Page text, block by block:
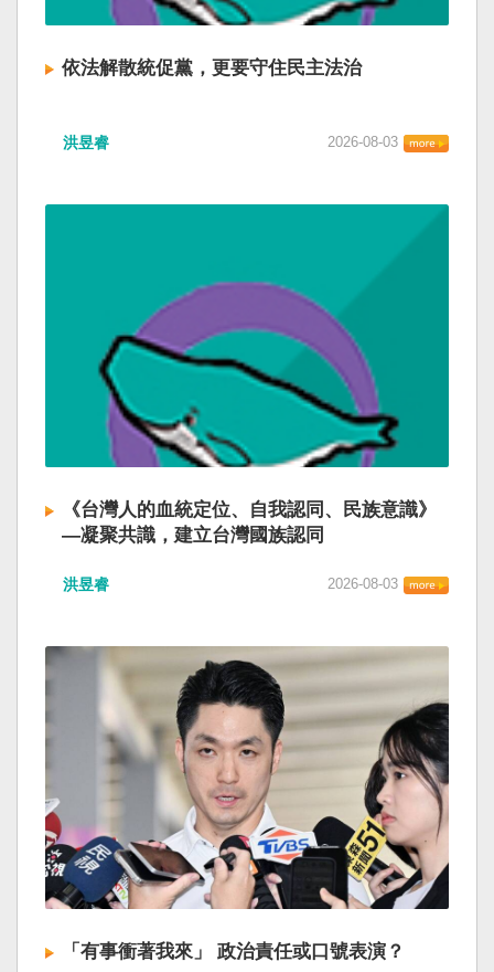
依法解散統促黨，更要守住民主法治
洪昱睿 2026-08-03
《台灣人的血統定位、自我認同、民族意識》
—凝聚共識，建立台灣國族認同
洪昱睿 2026-08-03
「有事衝著我來」 政治責任或口號表演？